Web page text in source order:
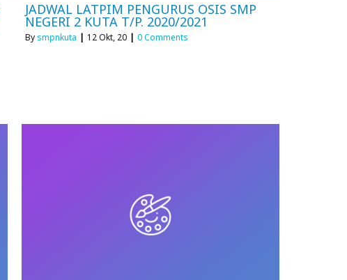
JADWAL LATPIM PENGURUS OSIS SMP
NEGERI 2 KUTA T/P. 2020/2021
By smpnkuta | 12Okt, 20 | 0 Comments